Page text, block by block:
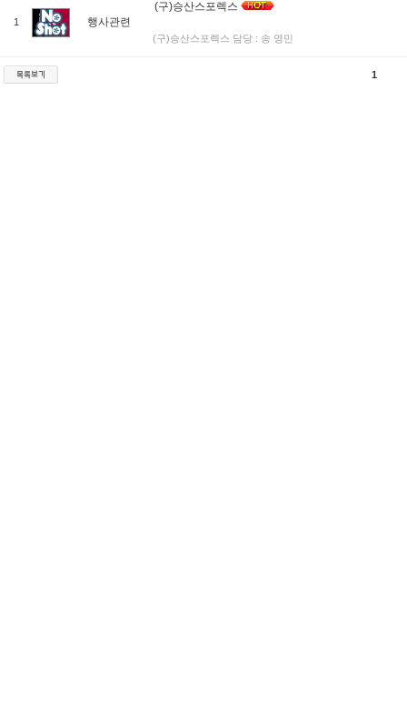
1 행사관련
(구)승산스포렉스
(구)승산스포렉스 담당 : 송 영민
1